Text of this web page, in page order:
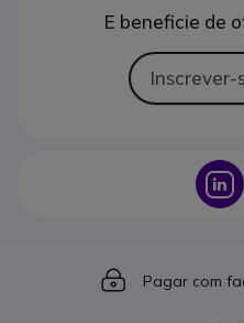
E beneficie de
Inscrever-
Icon
Pagar com